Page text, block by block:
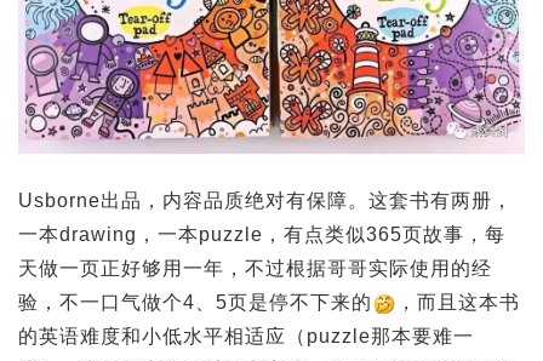
Usborne出品，内容品质绝对有保障。这套书有两册，
一本drawing，一本puzzle，有点类似365页故事，每
天做一页正好够用一年，不过根据哥哥实际使用的经
验，不一口气做个4、5页是停不下来的
，而且这本书
的英语难度和小低水平相适应（puzzle那本要难一